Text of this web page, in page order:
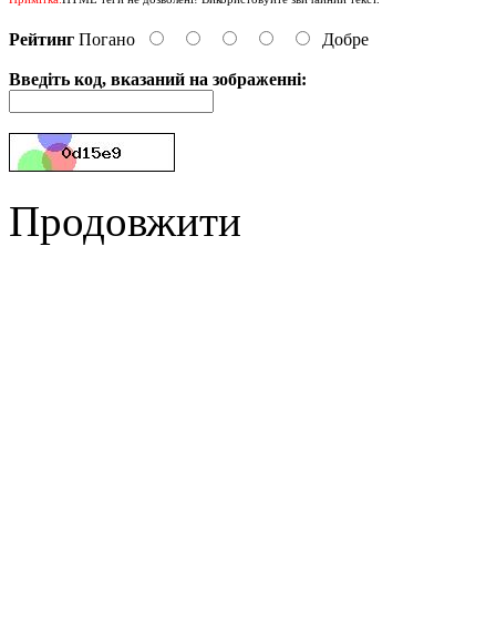
Рейтинг Погано Добре
Введіть код, вказаний на зображенні:
Продовжити